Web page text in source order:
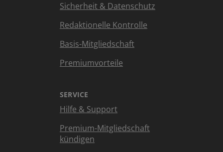
Sicherheit & Datenschutz
Redaktionelle Kontrolle
Basis-Mitgliedschaft
Premiumvorteile
SERVICE
Hilfe & Support
Premium-Mitgliedschaft
kündigen